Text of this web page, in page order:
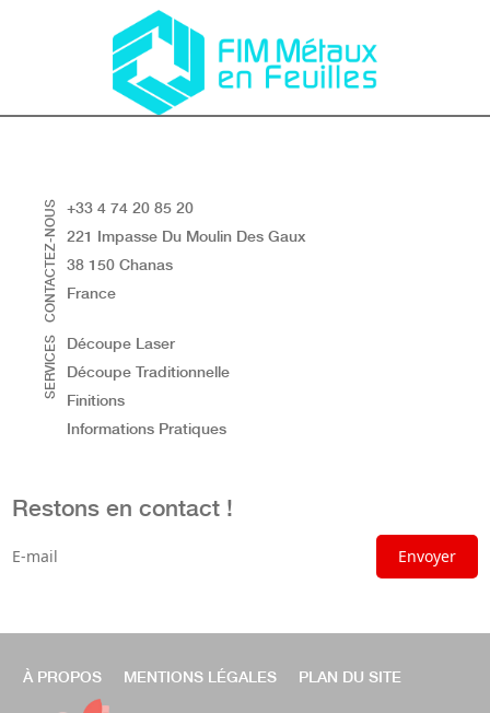
CONTACTEZ-NOUS
+33 4 74 20 85 20
221 Impasse Du Moulin Des Gaux
38 150 Chanas
France
SERVICES
Découpe Laser
Découpe Traditionnelle
Finitions
Informations Pratiques
Restons en contact !
À PROPOS MENTIONS LÉGALES PLAN DU SITE